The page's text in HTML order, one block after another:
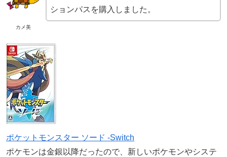
カメ美
ションパスを購入しました。
ポケットモンスター ソード -Switch
ポケモンは金銀以降だったので、新しいポケモンやシステ